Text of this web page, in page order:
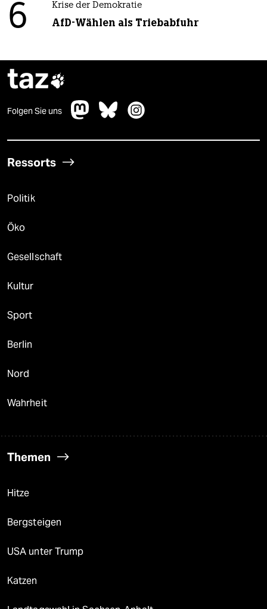
6 Krise der Demokratie
AfD-Wählen als Triebabfuhr
taz
Folgen Sie uns
Ressorts
Politik
Öko
Gesellschaft
Kultur
Sport
Berlin
Nord
Wahrheit
Themen
Hitze
Bergsteigen
USA unter Trump
Katzen